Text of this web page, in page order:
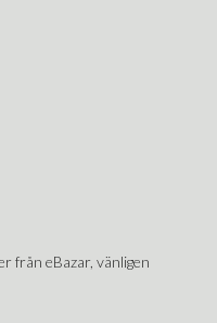
från eBazar, vänligen